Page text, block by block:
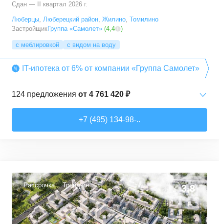
Сдан — II квартал 2026 г.
Люберцы, Люберецкий район, Жилино, Томилино
ЗастройщикГруппа «Самолет» (4,4 )
с меблировкой с видом на воду
IT-ипотека от 6% от компании «Группа Самолет»
124 предложения от 4 761 420 ₽
2-комн. кв. 5 825 910 ₽
32,92–60,32м² 29 предложений
+7 (495) 134-98-..
Рассрочка Трейд-ин 3,8